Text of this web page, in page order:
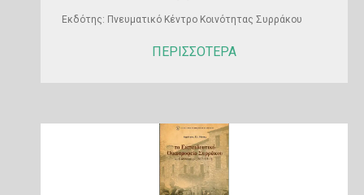
Εκδότης: Πνευματικό Κέντρο Κοινότητας Συρράκου
ΠΕΡΙΣΣΟΤΕΡΑ